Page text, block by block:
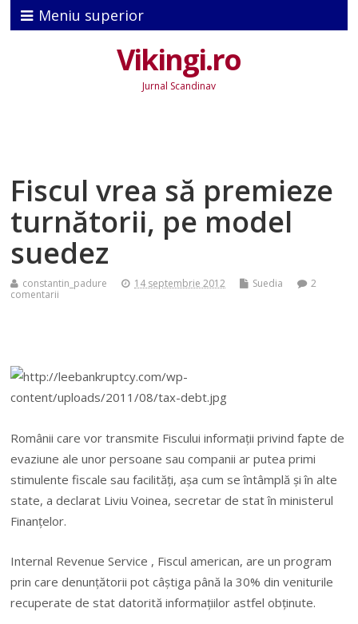
Meniu superior
Vikingi.ro
Jurnal Scandinav
Fiscul vrea să premieze
turnătorii, pe model
suedez
constantin_padure 14 septembrie 2012 Suedia
2
comentarii
Românii care vor transmite Fiscului informaţii privind fapte de
evaziune ale unor persoane sau companii ar putea primi
stimulente fiscale sau facilităţi, aşa cum se întâmplă şi în alte
state, a declarat Liviu Voinea, secretar de stat în ministerul
Finanţelor.
Internal Revenue Service , Fiscul american, are un program
prin care denunţătorii pot câştiga până la 30% din veniturile
recuperate de stat datorită informaţiilor astfel obţinute.